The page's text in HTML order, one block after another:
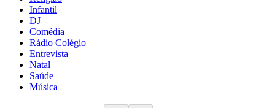
Infantil
DJ
Comédia
Rádio Colégio
Entrevista
Natal
Saúde
Música